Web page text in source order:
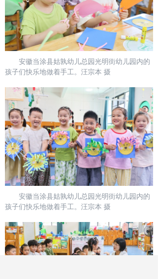
安徽当涂县姑孰幼儿总园光明街幼儿园内的
孩子们快乐地做着手工。汪宗本 摄
安徽当涂县姑孰幼儿总园光明街幼儿园内的
孩子们快乐地做着手工。汪宗本 摄